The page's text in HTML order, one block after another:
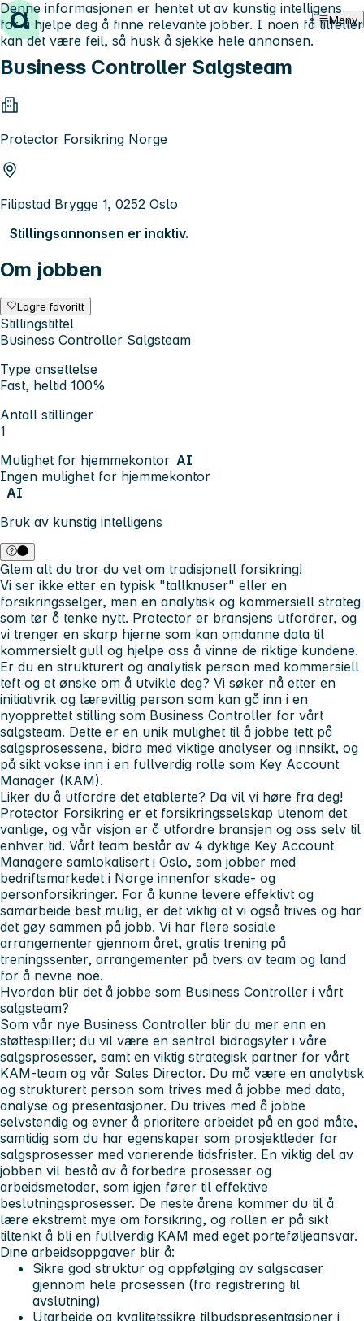
Hopp til innhold Meny
Business Controller Salgsteam
Protector Forsikring Norge
Filipstad Brygge 1, 0252 Oslo
Stillingsannonsen er inaktiv.
Om jobben
Lagre favoritt
Stillingstittel
Business Controller Salgsteam
Type ansettelse
Fast, heltid 100%
Antall stillinger
1
Mulighet for hjemmekontor AI
Ingen mulighet for hjemmekontor
AI
Bruk av kunstig intelligens
Denne informasjonen er hentet ut av kunstig intelligens
for å hjelpe deg å finne relevante jobber. I noen få tilfeller
kan det være feil, så husk å sjekke hele annonsen.
Glem alt du tror du vet om tradisjonell forsikring!
Vi ser ikke etter en typisk "tallknuser" eller en
forsikringsselger, men en analytisk og kommersiell strateg
som tør å tenke nytt. Protector er bransjens utfordrer, og
vi trenger en skarp hjerne som kan omdanne data til
kommersielt gull og hjelpe oss å vinne de riktige kundene.
Er du en strukturert og analytisk person med kommersiell
teft og et ønske om å utvikle deg? Vi søker nå etter en
initiativrik og lærevillig person som kan gå inn i en
nyopprettet stilling som Business Controller for vårt
salgsteam. Dette er en unik mulighet til å jobbe tett på
salgsprosessene, bidra med viktige analyser og innsikt, og
på sikt vokse inn i en fullverdig rolle som Key Account
Manager (KAM).
Liker du å utfordre det etablerte? Da vil vi høre fra deg!
Protector Forsikring er et forsikringsselskap utenom det
vanlige, og vår visjon er å utfordre bransjen og oss selv til
enhver tid. Vårt team består av 4 dyktige Key Account
Managere samlokalisert i Oslo, som jobber med
bedriftsmarkedet i Norge innenfor skade- og
personforsikringer. For å kunne levere effektivt og
samarbeide best mulig, er det viktig at vi også trives og har
det gøy sammen på jobb. Vi har flere sosiale
arrangementer gjennom året, gratis trening på
treningssenter, arrangementer på tvers av team og land
for å nevne noe.
Hvordan blir det å jobbe som Business Controller i vårt
salgsteam?
Som vår nye Business Controller blir du mer enn en
støttespiller; du vil være en sentral bidragsyter i våre
salgsprosesser, samt en viktig strategisk partner for vårt
KAM-team og vår Sales Director. Du må være en analytisk
og strukturert person som trives med å jobbe med data,
analyse og presentasjoner. Du trives med å jobbe
selvstendig og evner å prioritere arbeidet på en god måte,
samtidig som du har egenskaper som prosjektleder for
salgsprosesser med varierende tidsfrister. En viktig del av
jobben vil bestå av å forbedre prosesser og
arbeidsmetoder, som igjen fører til effektive
beslutningsprosesser. De neste årene kommer du til å
lære ekstremt mye om forsikring, og rollen er på sikt
tiltenkt å bli en fullverdig KAM med eget porteføljeansvar.
Dine arbeidsoppgaver blir å:
Sikre god struktur og oppfølging av salgscaser
gjennom hele prosessen (fra registrering til
avslutning)
Utarbeide og kvalitetssikre tilbudspresentasjoner i